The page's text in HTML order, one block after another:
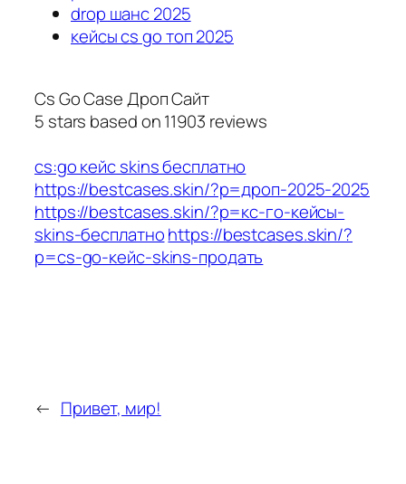
drop шанс 2025
кейсы cs go топ 2025
Cs Go Case Дроп Сайт
5 stars based on11903 reviews
cs:go кейс skins бесплатно
https://bestcases.skin/?p=дроп-2025-2025
https://bestcases.skin/?p=кс-го-кейсы-
skins-бесплатноhttps://bestcases.skin/?
p=cs-go-кейс-skins-продать
← Привет, мир!